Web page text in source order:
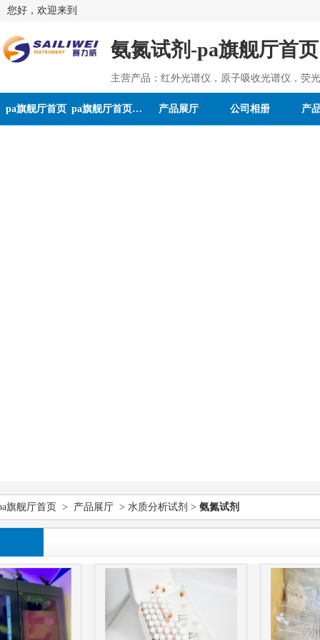
您好，欢迎来到
氨氮试剂-pa旗舰厅首页
主营产品：红外光谱仪，原子吸收光谱仪，荧
pa旗舰厅首页 pa旗舰厅首页的介绍 产品展厅 公司相册 产
旗舰厅首页 > 产品展厅 > 水质分析试剂 > 氨氮试剂